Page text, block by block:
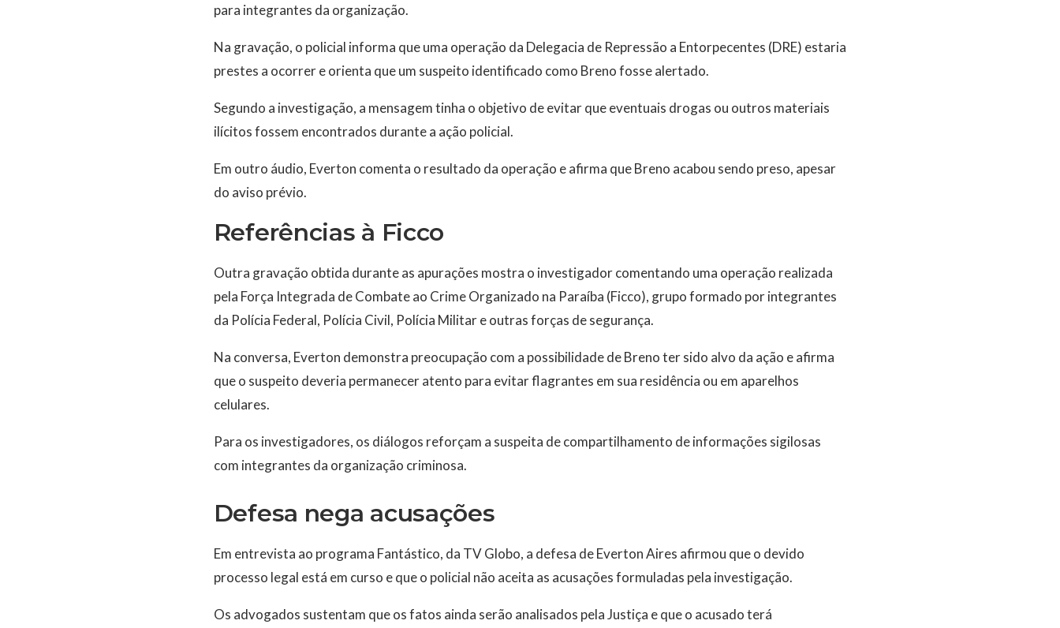
para integrantes da organização.
Na gravação, o policial informa que uma operação da Delegacia de Repressão a Entorpecentes (DRE) estaria
prestes a ocorrer e orienta que um suspeito identificado como Breno fosse alertado.
Segundo a investigação, a mensagem tinha o objetivo de evitar que eventuais drogas ou outros materiais
ilícitos fossem encontrados durante a ação policial.
Em outro áudio, Everton comenta o resultado da operação e afirma que Breno acabou sendo preso, apesar
do aviso prévio.
Referências à Ficco
Outra gravação obtida durante as apurações mostra o investigador comentando uma operação realizada
pela Força Integrada de Combate ao Crime Organizado na Paraíba (Ficco), grupo formado por integrantes
da Polícia Federal, Polícia Civil, Polícia Militar e outras forças de segurança.
Na conversa, Everton demonstra preocupação com a possibilidade de Breno ter sido alvo da ação e afirma
que o suspeito deveria permanecer atento para evitar flagrantes em sua residência ou em aparelhos
celulares.
Para os investigadores, os diálogos reforçam a suspeita de compartilhamento de informações sigilosas
com integrantes da organização criminosa.
Defesa nega acusações
Em entrevista ao programa Fantástico, da TV Globo, a defesa de Everton Aires afirmou que o devido
processo legal está em curso e que o policial não aceita as acusações formuladas pela investigação.
Os advogados sustentam que os fatos ainda serão analisados pela Justiça e que o acusado terá